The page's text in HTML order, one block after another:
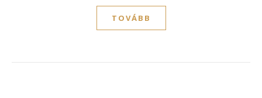
TOVÁBB